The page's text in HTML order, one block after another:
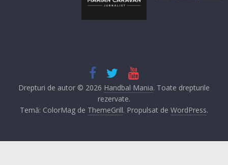
Drepturi de autor © 2026 Handbal Mania. Toate drepturile
rezervate.
Temă: ColorMag de ThemeGrill. Propulsat de WordPress.